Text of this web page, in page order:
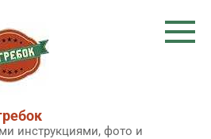
инструкциями, фото и